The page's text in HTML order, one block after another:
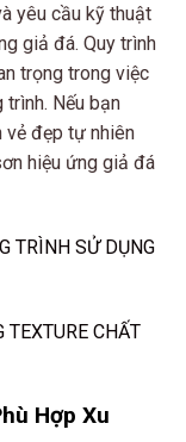
yêu cầu kỹ thuật
giả đá. Quy trình
trọng trong việc
Nếu bạn
vẻ đẹp tự nhiên
hiệu ứng giả đá
TRÌNH SỬ DỤNG
CHẤT
Hợp Xu